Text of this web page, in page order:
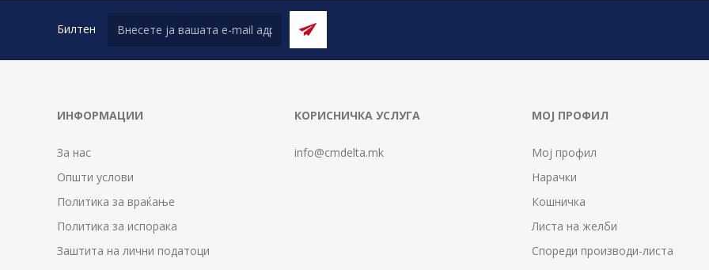
Билтен
ИНФОРМАЦИИ
За нас
Општи услови
Политика за враќање
Политика за испорака
Заштита на лични податоци
КОРИСНИЧКА УСЛУГА
info@cmdelta.mk
МОЈ ПРОФИЛ
Мој профил
Нарачки
Кошничка
Листа на желби
Спореди производи-листа